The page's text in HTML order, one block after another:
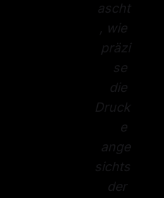
ascht
, wie
präzi
se
die
Druck
e
ange
sichts
der